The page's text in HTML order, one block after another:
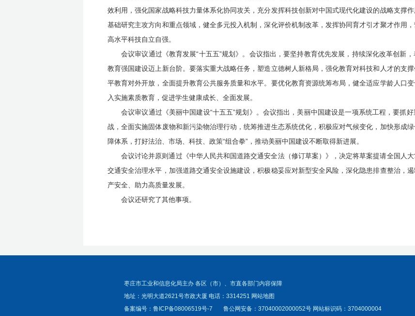
效利用，强化国家战略科技力量体系化协同攻关，充分发挥科技创新对中国式现代化建设的战略支撑
基础研究主攻方向和重点领域，健全多元投入机制，深化评价机制改革，发挥协同育才引才聚才作用
高水平科技自立自强。
会议审议通过《教育发展“十五五”规划》。会议指出，要坚持教育优先发展，持续深化改革创新
教育强国建设迈上新台阶。要落实重大战略任务，塑造立德树人新格局，强化教育对科技和人才的支
平教育对外开放，全面提升教育公共服务质量和水平。要优化教育资源统筹布局，健全适应学龄人口
入实施素质教育，促进学生健康成长、全面发展。
会议审议通过《美丽中国建设“十五五”规划》。会议指出，美丽中国建设是一项系统工程，要抓
战，全面实施固体废物和新污染物治理行动，统筹推进生态系统优化，积极应对气候变化，加快形成
障体系，打好法治、市场、科技、政策“组合拳”，推动美丽中国建设不断取得新进展。
会议讨论并原则通过《中华人民共和国道路交通安全法（修订草案）》，决定将草案提请全国人
交通安全治理水平，加强道路交通安全设施建设，积极稳妥应对新型安全风险，深化隐患排查整治，
产安全、助力高质量发展。
会议还研究了其他事项。
枣庄市工业和信息化局主办 各区（市）、市直各部门内容保障
地址：光明大道2621号市政大厦 电话：3314251 网站地图
备案编号： 鲁ICP备08006519号-7 鲁公网安备：37040002000052号 网站标识码：3704000004